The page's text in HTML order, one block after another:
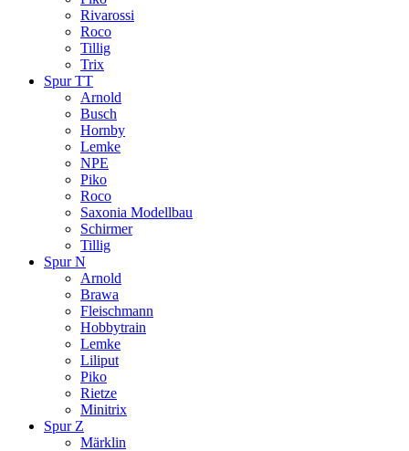
Rivarossi
Roco
Tillig
Trix
Spur TT
Arnold
Busch
Hornby
Lemke
NPE
Piko
Roco
Saxonia Modellbau
Schirmer
Tillig
Spur N
Arnold
Brawa
Fleischmann
Hobbytrain
Lemke
Liliput
Piko
Rietze
Minitrix
Spur Z
Märklin